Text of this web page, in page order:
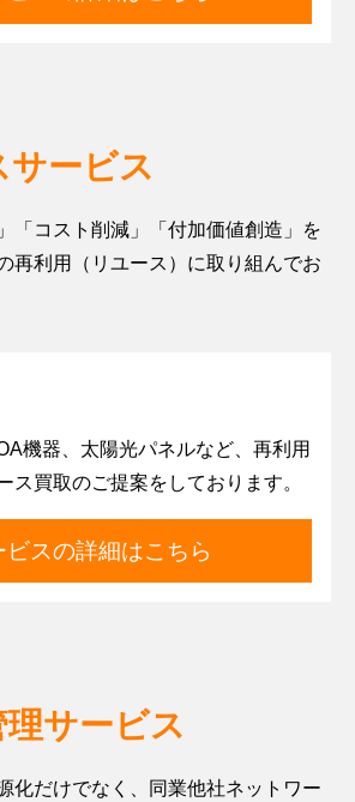
サービス
「コスト削減」「付加価値創造」を
再利用（リユース）に取り組んでお
機器、太陽光パネルなど、再利用
ス買取のご提案をしております。
ビスの詳細はこちら
サービス
化だけでなく、同業他社ネットワー